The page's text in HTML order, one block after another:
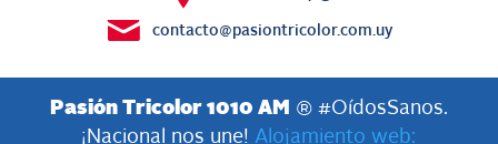
contacto@pasiontricolor.com.uy
Pasión Tricolor 1010 AM
® #OídosSanos.
¡Nacional nos une! Alojamiento web: